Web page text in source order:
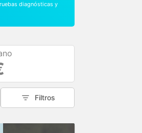
diagnósticas y
Filtros